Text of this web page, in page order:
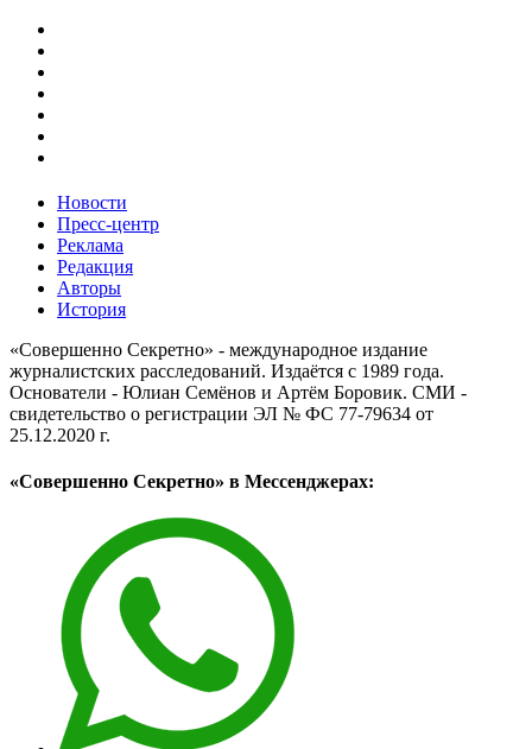
Новости
Пресс-центр
Реклама
Редакция
Авторы
История
«Совершенно Секретно» - международное издание
журналистских расследований. Издаётся с 1989 года.
Основатели - Юлиан Семёнов и Артём Боровик. CМИ -
свидетельство о регистрации ЭЛ № ФС 77-79634 от
25.12.2020 г.
«Совершенно Секретно» в Мессенджерах: